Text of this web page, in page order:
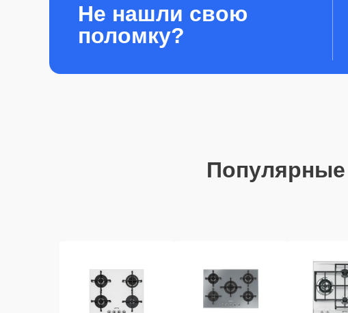
Не нашли свою
поломку?